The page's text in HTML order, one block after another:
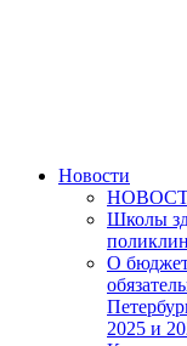
Новости
Школы
О
2025 и